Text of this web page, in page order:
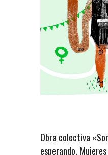
Obra colectiva
esperando.